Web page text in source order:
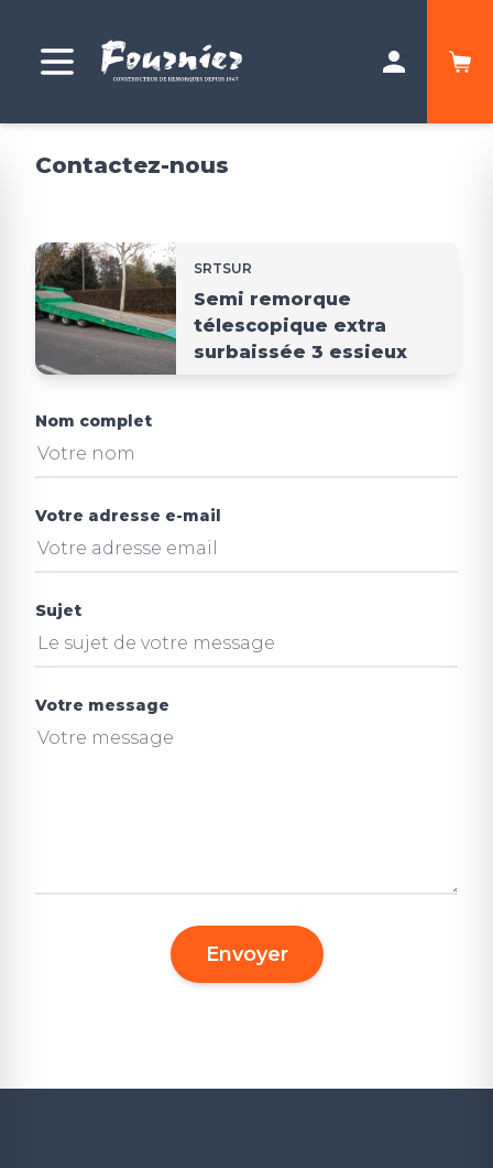
Contactez-nous
SRTSUR
Semi remorque
télescopique extra
surbaissée 3 essieux
Nom complet
Votre adresse e-mail
Sujet
Votre message
Envoyer